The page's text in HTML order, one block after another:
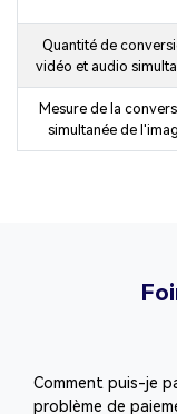
Quantité de
vidéo et audio
Mesure de la
simultanée de
Comment puis-je
problème de